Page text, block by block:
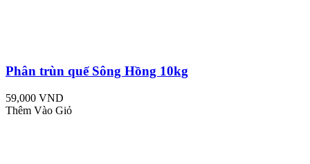
Phân trùn quế Sông Hồng 10kg
59,000 VND
Thêm Vào Giỏ